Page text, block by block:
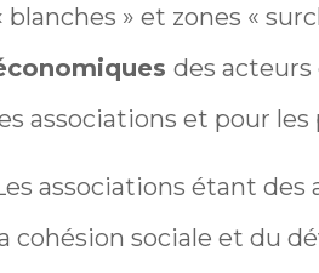
blanches » et zones «
des acteurs
associations et pour les
associations étant des
cohésion sociale et du